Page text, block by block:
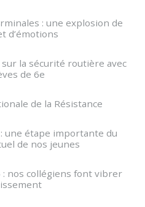
: une explosion de
d’émotions
sur la sécurité routière avec
de 6e
de la Résistance
une étape importante du
de nos jeunes
: nos collégiens font vibrer